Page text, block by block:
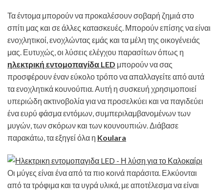
Τα έντομα μπορούν να προκαλέσουν σοβαρή ζημιά στο
σπίτι μας και σε άλλες κατασκευές. Μπορούν επίσης να είναι
ενοχλητικοί, ενοχλώντας εμάς και τα μέλη της οικογένειάς
μας. Ευτυχώς, οι λύσεις ελέγχου παρασίτων όπως η
ηλεκτρική εντομοπαγίδα LED μπορούν να σας
προσφέρουν έναν εύκολο τρόπο να απαλλαγείτε από αυτά
τα ενοχλητικά κουνούπια. Αυτή η συσκευή χρησιμοποιεί
υπεριώδη ακτινοβολία για να προσελκύει και να παγιδεύει
ένα ευρύ φάσμα εντόμων, συμπεριλαμβανομένων των
μυγών, των σκόρων και των κουνουπιών. Διάβασε
παρακάτω, τα εξηγεί όλα η Koulara
Οι μύγες είναι ένα από τα πιο κοινά παράσιτα. Ελκύονται
από τα τρόφιμα και τα υγρά υλικά, με αποτέλεσμα να είναι